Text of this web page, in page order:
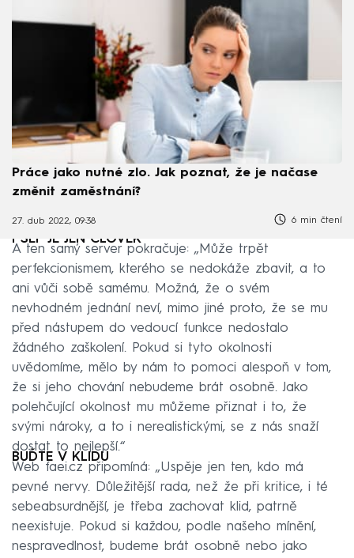
Práce jako nutné zlo. Jak poznat, že je načase
změnit zaměstnání?
27. dub 2022, 09:38 6 min čtení
I ŠÉF JE JEN ČLOVĚK
A ten samý server pokračuje: „Může trpět
perfekcionismem, kterého se nedokáže zbavit, a to
ani vůči sobě samému. Možná, že o svém
nevhodném jednání neví, mimo jiné proto, že se mu
před nástupem do vedoucí funkce nedostalo
žádného zaškolení. Pokud si tyto okolnosti
uvědomíme, mělo by nám to pomoci alespoň v tom,
že si jeho chování nebudeme brát osobně. Jako
polehčující okolnost mu můžeme přiznat i to, že
svými nároky, a to i nerealistickými, se z nás snaží
dostat to nejlepší.“
BUĎTE V KLIDU
Web faei.cz připomíná: „Uspěje jen ten, kdo má
pevné nervy. Důležitější rada, než že při kritice, i té
sebeabsurdnější, je třeba zachovat klid, patrně
neexistuje. Pokud si každou, podle našeho mínění,
nespravedlnost, budeme brát osobně nebo jako